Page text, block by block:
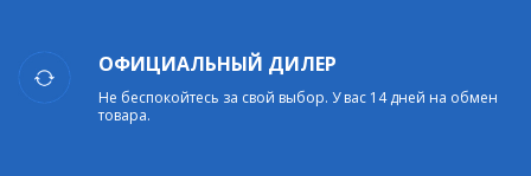
ОФИЦИАЛЬНЫЙ ДИЛЕР
Не беспокойтесь за свой выбор. У вас 14 дней на обмен
товара.